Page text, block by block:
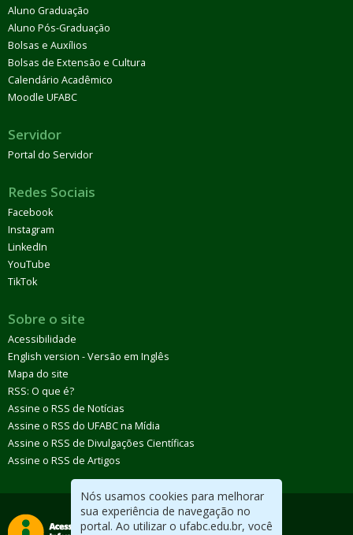
Nós usamos cookies para melhorar
sua experiência de navegação no
portal. Ao utilizar o ufabc.edu.br, você
Aluno Graduação
Aluno Pós-Graduação
Bolsas e Auxílios
Bolsas de Extensão e Cultura
Calendário Acadêmico
Moodle UFABC
Servidor
Portal do Servidor
Redes Sociais
Facebook
Instagram
LinkedIn
YouTube
TikTok
Sobre o site
Acessibilidade
English version - Versão em Inglês
Mapa do site
RSS: O que é?
Assine o RSS de Notícias
Assine o RSS do UFABC na Mídia
Assine o RSS de Divulgações Científicas
Assine o RSS de Artigos